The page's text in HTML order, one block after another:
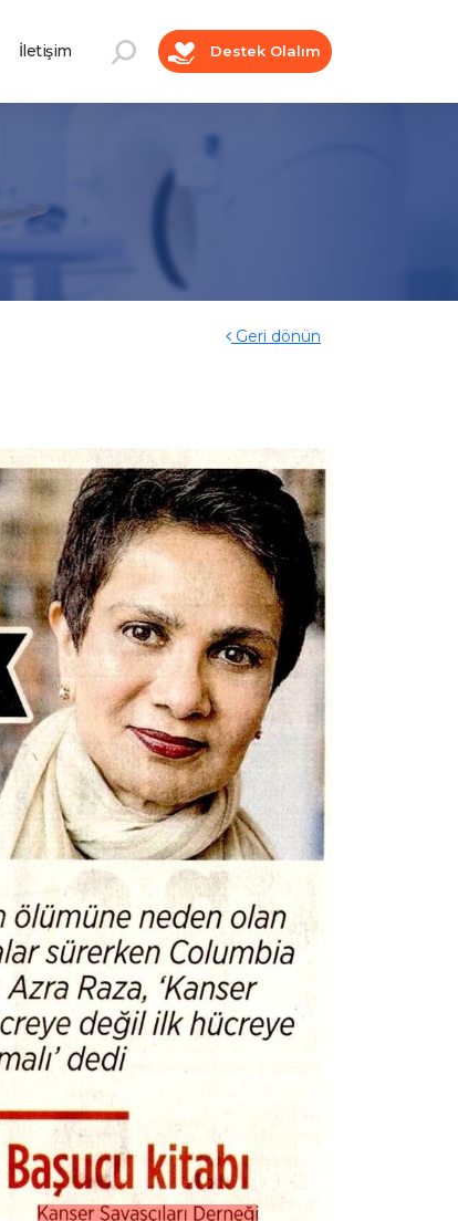
İletişim Destek Olalım
Geri dönün